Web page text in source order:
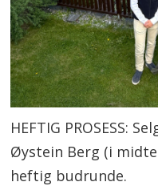
HEFTIG PROSESS:
Øystein Berg (i
heftig budrunde.